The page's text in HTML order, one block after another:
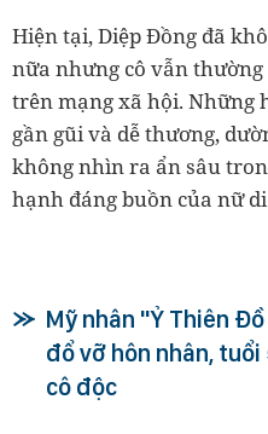
Hiện tại, Diệp Đồng đã
nữa nhưng cô vẫn
trên mạng xã hội. Những
gần gũi và dễ thương,
không nhìn ra ẩn sâu
hạnh đáng buồn của nữ
Mỹ nhân "Ỷ Thiên
đổ vỡ hôn nhân,
cô độc